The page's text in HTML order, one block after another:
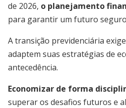
de 2026, o planejamento
para garantir um futuro
A transição previdenciária
adaptem suas estratégias de
antecedência.
Economizar de forma
superar os desafios futuros e